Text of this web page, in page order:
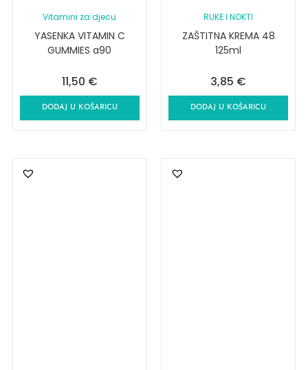
Vitamini za djecu
YASENKA VITAMIN C
GUMMIES a90
11,50 €
DODAJ U KOŠARICU
RUKE I NOKTI
ZAŠTITNA KREMA 48
125ml
3,85 €
DODAJ U KOŠARICU